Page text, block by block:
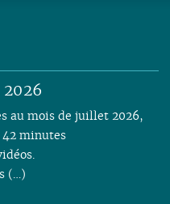
au mois de juillet 2026,
42 minutes
(…)